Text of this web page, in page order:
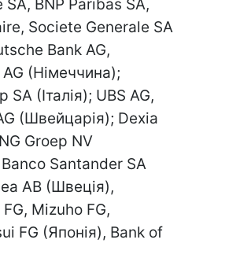
BNP Paribas SA,
Sociеtе Gеnеrale SA
Bank AG,
(Німеччина);
(Італія); UBS AG,
(Швейцарія); Dexia
Groep NV
Santander SA
AB (Швеція),
Mizuho FG,
FG (Японія), Bank of